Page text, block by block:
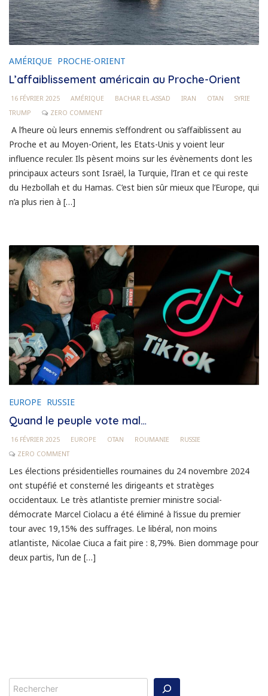
AMÉRIQUE PROCHE-ORIENT
L’affaiblissement américain au Proche-Orient
16 FÉVRIER 2025 AMÉRIQUE BACHAR EL-ASSAD IRAN OTAN
SYRIE
TRUMP
ZERO COMMENT
A l’heure où leurs ennemis s’effondrent ou s’affaiblissent au
Proche et au Moyen-Orient, les Etats-Unis y voient leur
influence reculer. Ils pèsent moins sur les évènements dont les
principaux acteurs sont Israël, la Turquie, l’Iran et ce qui reste
du Hezbollah et du Hamas. C’est bien sûr mieux que l’Europe, qui
n’a plus rien à […]
EUROPE RUSSIE
Quand le peuple vote mal…
16 FÉVRIER 2025 EUROPE OTAN ROUMANIE
RUSSIE
ZERO COMMENT
Les élections présidentielles roumaines du 24 novembre 2024
ont stupéfié et consterné les dirigeants et stratèges
occidentaux. Le très atlantiste premier ministre social-
démocrate Marcel Ciolacu a été éliminé à l’issue du premier
tour avec 19,15% des suffrages. Le libéral, non moins
atlantiste, Nicolae Ciuca a fait pire : 8,79%. Bien dommage pour
deux partis, l’un de […]
Rechercher